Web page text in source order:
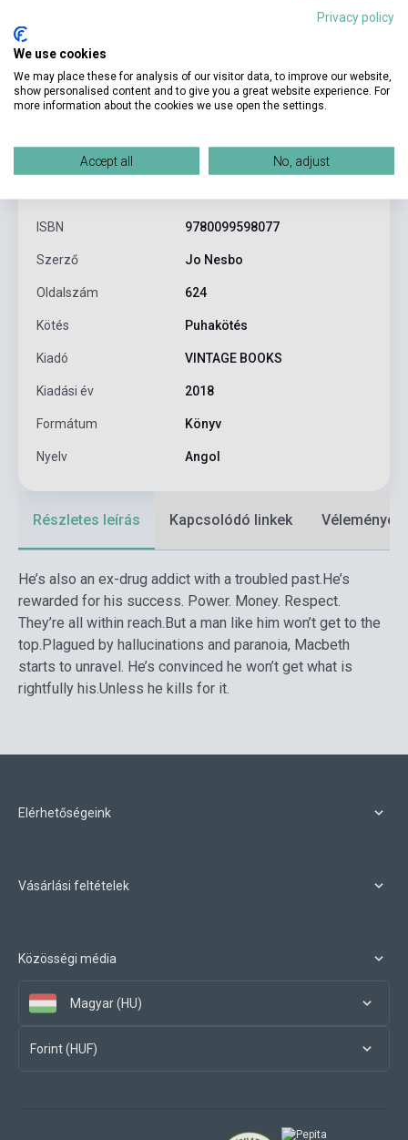
Termékjellemzők
ISBN 9780099598077
Szerző Jo Nesbo
Oldalszám 624
Kötés Puhakötés
Kiadó VINTAGE BOOKS
Kiadási év 2018
Formátum Könyv
Nyelv Angol
Részletes leírás Kapcsolódó linkek Vélemények
He’s also an ex-drug addict with a troubled past.He’s
rewarded for his success. Power. Money. Respect.
They’re all within reach.But a man like him won’t get to the
top.Plagued by hallucinations and paranoia, Macbeth
starts to unravel. He’s convinced he won’t get what is
rightfully his.Unless he kills for it.
Elérhetőségeink
Vásárlási feltételek
Közösségi média
Magyar (HU)
Forint (HUF)
Privacy policy
We use cookies
We may place these for analysis of our visitor data, to improve our website,
show personalised content and to give you a great website experience. For
more information about the cookies we use open the settings.
Accept all No, adjust